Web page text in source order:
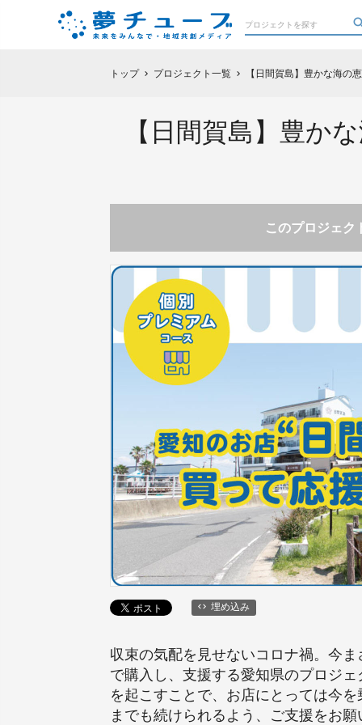
トップ chevron_right プロジェクト一覧 chevron_right 【日間賀島】豊かな海の
【日間賀島】豊か
このプロジェク
埋め込み
収束の気配を見せないコロナ禍。今
で購入し、支援する愛知県のプロジ
を起こすことで、お店にとっては今
までも続けられるよう、ご支援をお願